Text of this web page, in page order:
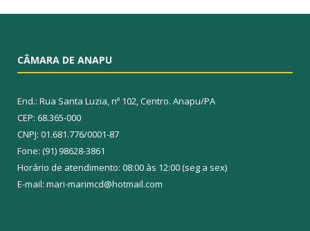
CÂMARA DE ANAPU
End.: Rua Santa Luzia, nº 102, Centro. Anapu/PA
CEP: 68.365-000
CNPJ: 01.681.776/0001-87
Fone: (91) 98628-3861
Horário de atendimento: 08:00 às 12:00 (seg a sex)
E-mail: mari-marimcd@hotmail.com